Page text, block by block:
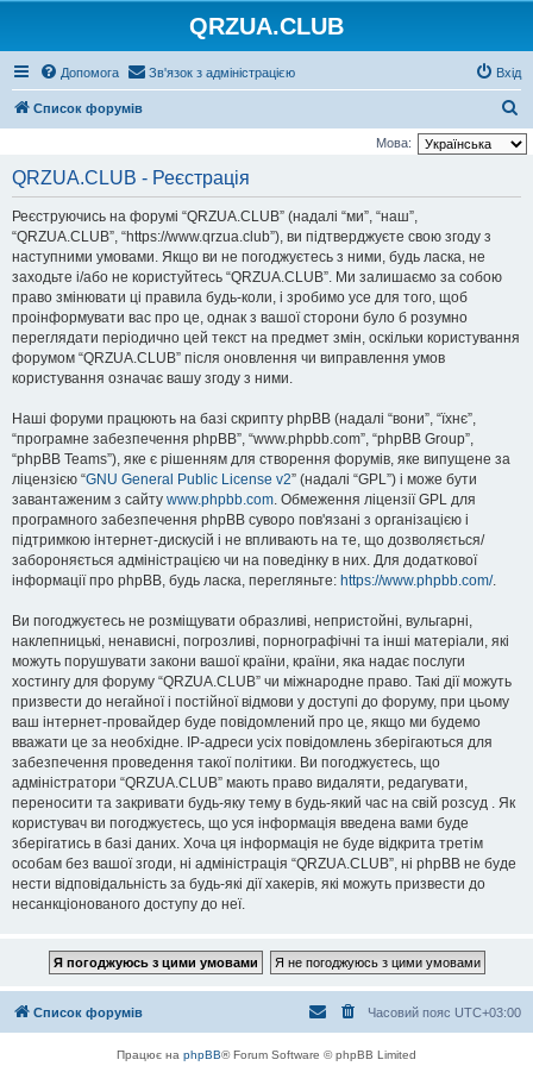
QRZUA.CLUB
Допомога Зв'язок з адміністрацією Вхід
Список форумів
о
Мова:
QRZUA.CLUB - Реєстрація
Реєструючись на форумі “QRZUA.CLUB” (надалі “ми”, “наш”,
“QRZUA.CLUB”, “https://www.qrzua.club”), ви підтверджуєте свою згоду з
наступними умовами. Якщо ви не погоджуєтесь з ними, будь ласка, не
заходьте і/або не користуйтесь “QRZUA.CLUB”. Ми залишаємо за собою
право змінювати ці правила будь-коли, і зробимо усе для того, щоб
проінформувати вас про це, однак з вашої сторони було б розумно
переглядати періодично цей текст на предмет змін, оскільки користування
форумом “QRZUA.CLUB” після оновлення чи виправлення умов
користування означає вашу згоду з ними.
Наші форуми працюють на базі скрипту phpBB (надалі “вони”, “їхнє”,
“програмне забезпечення phpBB”, “www.phpbb.com”, “phpBB Group”,
“phpBB Teams”), яке є рішенням для створення форумів, яке випущене за
ліцензією “GNU General Public License v2” (надалі “GPL”) і може бути
завантаженим з сайту www.phpbb.com. Обмеження ліцензії GPL для
програмного забезпечення phpBB суворо пов'язані з організацією і
підтримкою інтернет-дискусій і не впливають на те, що дозволяється/
забороняється адміністрацією чи на поведінку в них. Для додаткової
інформації про phpBB, будь ласка, перегляньте: https://www.phpbb.com/.
Ви погоджуєтесь не розміщувати образливі, непристойні, вульгарні,
наклепницькі, ненависні, погрозливі, порнографічні та інші матеріали, які
можуть порушувати закони вашої країни, країни, яка надає послуги
хостингу для форуму “QRZUA.CLUB” чи міжнародне право. Такі дії можуть
призвести до негайної і постійної відмови у доступі до форуму, при цьому
ваш інтернет-провайдер буде повідомлений про це, якщо ми будемо
вважати це за необхідне. IP-адреси усіх повідомлень зберігаються для
забезпечення проведення такої політики. Ви погоджуєтесь, що
адміністратори “QRZUA.CLUB” мають право видаляти, редагувати,
переносити та закривати будь-яку тему в будь-який час на свій розсуд . Як
користувач ви погоджуєтесь, що уся інформація введена вами буде
зберігатись в базі даних. Хоча ця інформація не буде відкрита третім
особам без вашої згоди, ні адміністрація “QRZUA.CLUB”, ні phpBB не буде
нести відповідальність за будь-які дії хакерів, які можуть призвести до
несанкціонованого доступу до неї.
Список форумів Часовий пояс UTC+03:00
Працює на phpBB® Forum Software © phpBB Limited